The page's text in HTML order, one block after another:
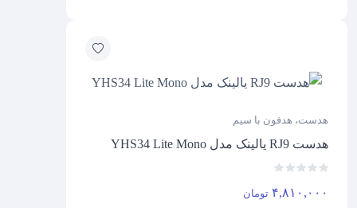
هدست، هدفون با سیم
هدست RJ9 یالینک مدل YHS34 Lite Mono
۴,۸۱۰,۰۰۰ تومان